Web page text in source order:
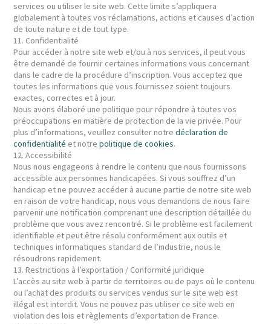
services ou utiliser le site web. Cette limite s’appliquera
globalement à toutes vos réclamations, actions et causes d’action
de toute nature et de tout type.
11. Confidentialité
Pour accéder à notre site web et/ou à nos services, il peut vous
être demandé de fournir certaines informations vous concernant
dans le cadre de la procédure d’inscription. Vous acceptez que
toutes les informations que vous fournissez soient toujours
exactes, correctes et à jour.
Nous avons élaboré une politique pour répondre à toutes vos
préoccupations en matière de protection de la vie privée. Pour
plus d’informations, veuillez consulter notre déclaration de
confidentialité et notre politique de cookies.
12. Accessibilité
Nous nous engageons à rendre le contenu que nous fournissons
accessible aux personnes handicapées. Si vous souffrez d’un
handicap et ne pouvez accéder à aucune partie de notre site web
en raison de votre handicap, nous vous demandons de nous faire
parvenir une notification comprenant une description détaillée du
problème que vous avez rencontré. Si le problème est facilement
identifiable et peut être résolu conformément aux outils et
techniques informatiques standard de l’industrie, nous le
résoudrons rapidement.
13. Restrictions à l’exportation / Conformité juridique
L’accès au site web à partir de territoires ou de pays où le contenu
ou l’achat des produits ou services vendus sur le site web est
illégal est interdit. Vous ne pouvez pas utiliser ce site web en
violation des lois et règlements d’exportation de France.